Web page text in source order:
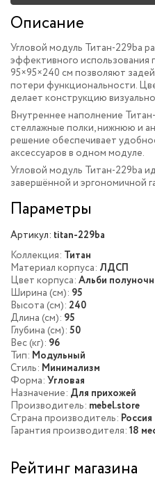
Описание
Угловой модуль Титан-229ba
эффективного использования
95×95×240 см позволяют
потери функциональности.
делает конструкцию
Внутреннее наполнение
стеллажные полки, нижнюю и
решение обеспечивает
аксессуаров в одном модуле.
Угловой модуль Титан-229ba
завершённой и эргономичной
Параметры
Артикул: titan-229ba
Коллекция: Титан
Материал корпуса: ЛДСП
Цвет корпуса: Альби
Ширина (см): 95
Высота (см): 240
Длина (см): 95
Глубина (см): 50
Вес (кг): 96
Тип: Модульный
Стиль: Минимализм
Форма: Угловая
Назначение: Для прихожей
Производитель: mebel.store
Страна производитель: Россия
Гарантия производителя: 18
Рейтинг магазина